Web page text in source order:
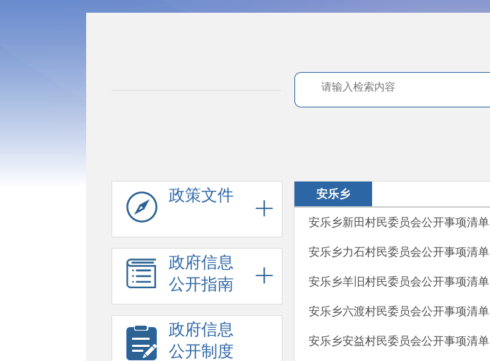
政策文件
政府信息
公开指南
政府信息
公开制度
安乐乡
安乐乡新田村民委员会公开事项清单
安乐乡力石村民委员会公开事项清单
安乐乡羊旧村民委员会公开事项清单
安乐乡六渡村民委员会公开事项清单
安乐乡安益村民委员会公开事项清单